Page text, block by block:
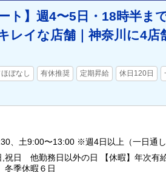
ト】週4〜5日・18時半ま
レイな店舗｜神奈川に4店
ぼなし 有休推奨 定期昇給 休日120日
、土9:00〜13:00 ※週4日以上（一日通し
,祝日 他勤務日以外の日 【休暇】年次有
季休暇６日